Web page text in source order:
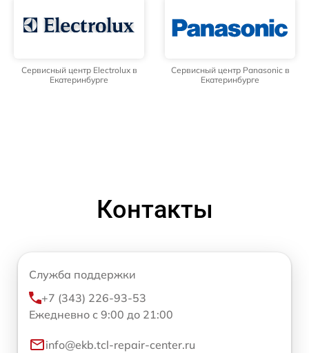
Сервисный центр Electrolux в
Екатеринбурге
Сервисный центр Panasonic в
Екатеринбурге
Контакты
Служба поддержки
+7 (343) 226-93-53
Ежедневно с 9:00 до 21:00
info@ekb.tcl-repair-center.ru